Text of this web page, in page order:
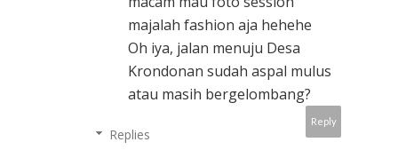
majalah fashion aja hehehe
Oh iya, jalan menuju Desa
Krondonan sudah aspal mulus
atau masih bergelombang?
Reply
Replies